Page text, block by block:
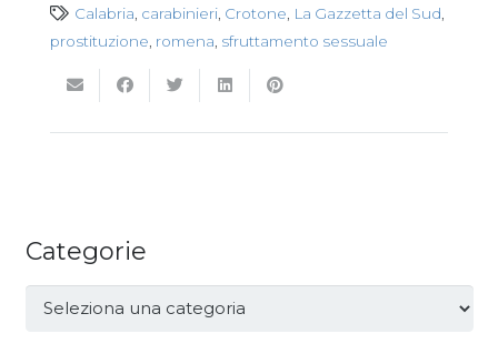
Calabria carabinieri Crotone La Gazzetta del Sud
prostituzione romena sfruttamento sessuale
Categorie
Categorie